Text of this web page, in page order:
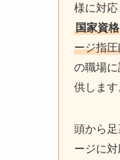
様に対応
国家資格
ージ指
の職場
供します
頭から
ージに対